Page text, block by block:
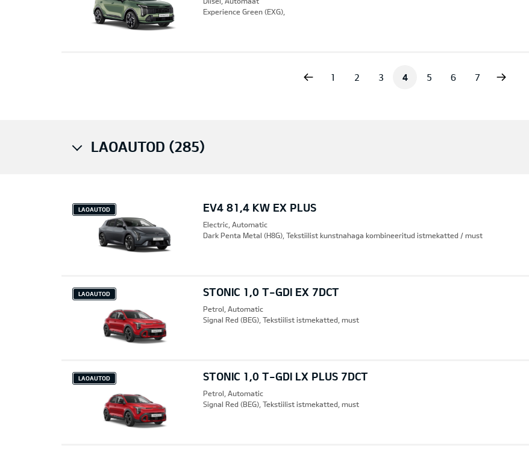
Experience Green (EXG),
1 2 3 4 5 6 7
LAOAUTOD (285)
EV4 81,4 KW EX PLUS
LAOAUTOD
Electric, Automatic
Dark Penta Metal (H8G), Tekstiilist kunstnahaga kombineeritud istmekatted / must
STONIC 1,0 T-GDI EX 7DCT
LAOAUTOD
Petrol, Automatic
Signal Red (BEG), Tekstiilist istmekatted, must
STONIC 1,0 T-GDI LX PLUS 7DCT
LAOAUTOD
Petrol, Automatic
Signal Red (BEG), Tekstiilist istmekatted, must